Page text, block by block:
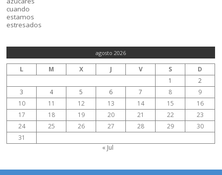
agosto 2026
L M X J V S
D
1
2
3
4 5 6 7 8
9
10
11 12 13 14 15
16
17
18 19 20 21 22
23
24
25 26 27 28 29
30
31
« Jul